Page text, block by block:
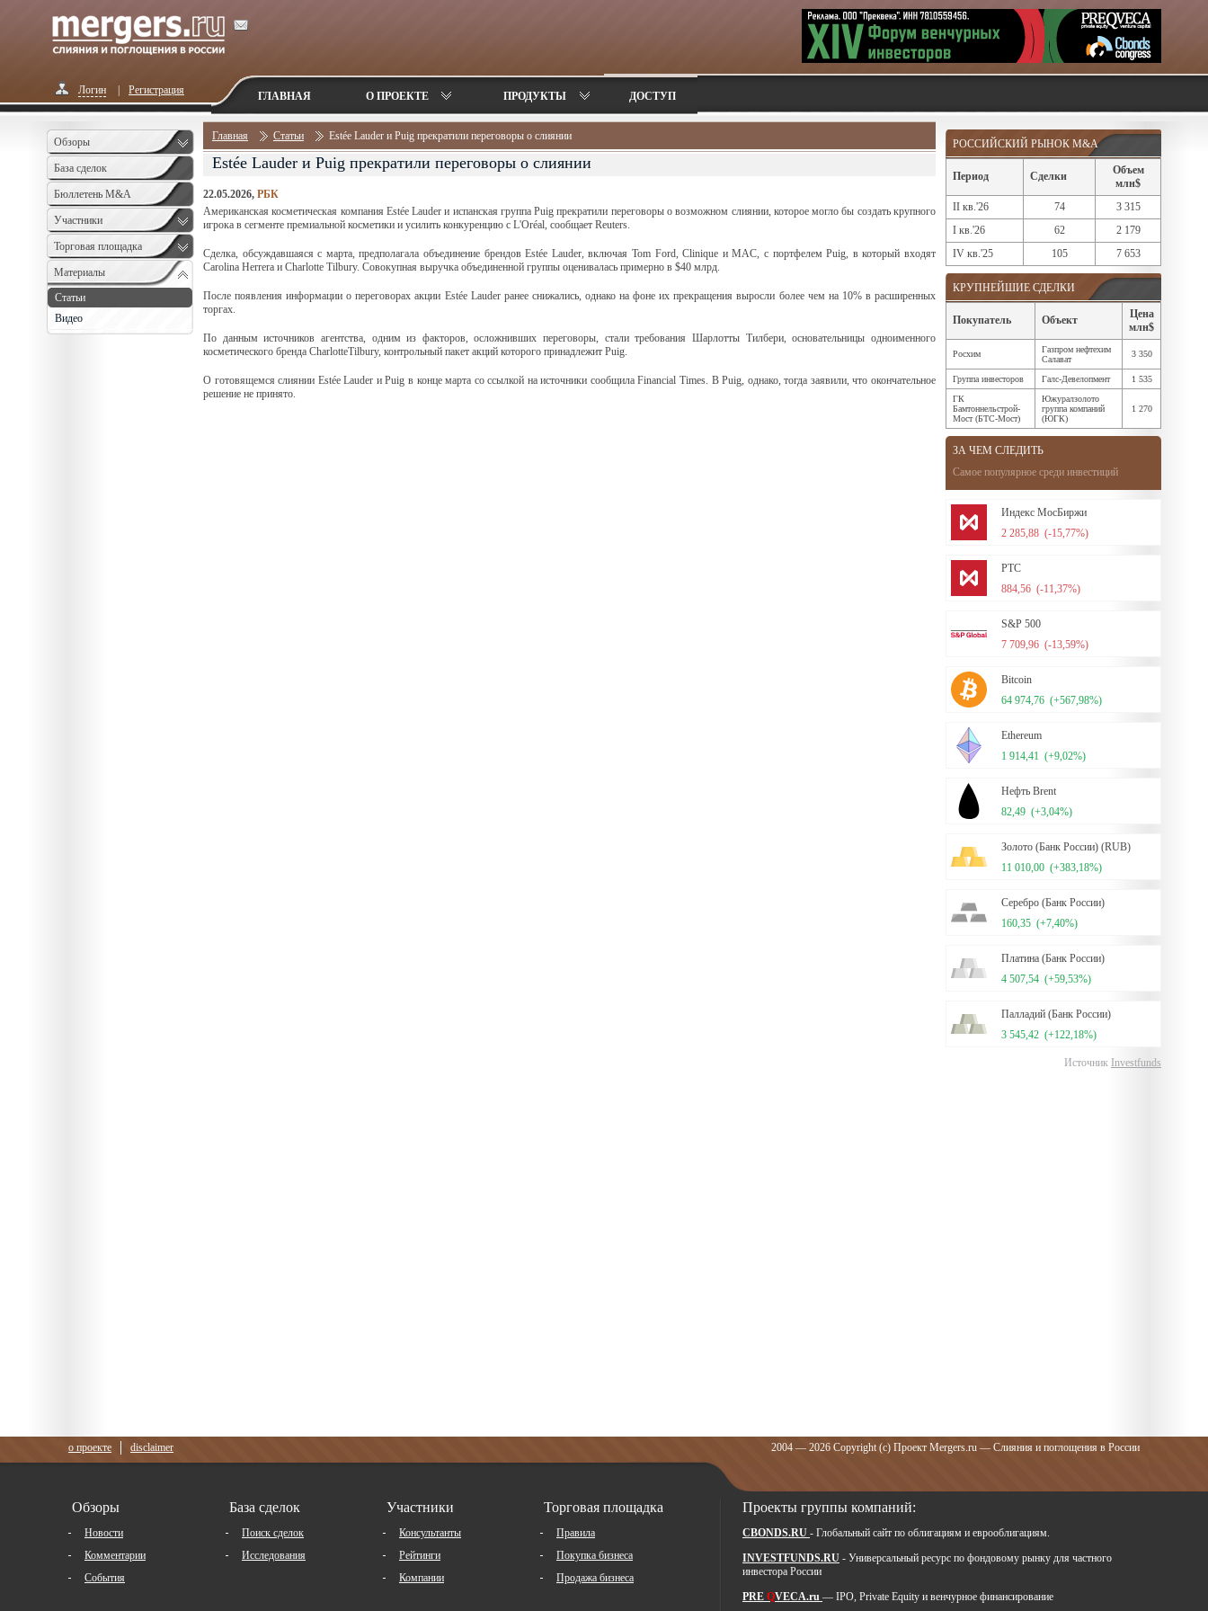
Логин Регистрация ГЛАВНАЯ О ПРОЕКТЕ ПРОДУКТЫ ДОСТУП
Обзоры
База сделок
Бюллетень M&A
Monthly
Участники
Торговая площадка
Материалы
Статьи
Видео
РОССИЙСКИЙ РЫНОК M&A
Период Сделки
Объем
млн$
II кв.'26
74
3 315
I кв.'26
62
2 179
IV кв.'25
105 7 653
КРУПНЕЙШИЕ СДЕЛКИ
Покупатель Объект
Цена
млн$
Росхим
Газпром нефтехим
Салават
3 350
Группа инвесторов Галс-Девелопмент
1 535
ГК
Бамтоннельстрой-
Мост (БТС-Мост)
Южуралзолото
группа компаний
(ЮГК)
1 270
ЗА ЧЕМ СЛЕДИТЬ
Самое популярное среди инвестиций
Индекс МосБиржи
2 285,88 (-15,77%)
РТС
884,56 (-11,37%)
S&P 500
7 709,96 (-13,59%)
Bitcoin
64 974,76 (+567,98%)
Ethereum
1 914,41 (+9,02%)
Нефть Brent
82,49 (+3,04%)
Золото (Банк России) (RUB)
11 010,00 (+383,18%)
Серебро (Банк России)
160,35 (+7,40%)
Платина (Банк России)
4 507,54 (+59,53%)
Палладий (Банк России)
3 545,42 (+122,18%)
Источник Investfunds
Главная Статьи Estée Lauder и Puig прекратили переговоры о слиянии
Estée Lauder и Puig прекратили переговоры о слиянии
22.05.2026, РБК
Американская косметическая компания Estée Lauder и испанская группа Puig прекратили переговоры о возможном слиянии, которое могло бы создать крупного
игрока в сегменте премиальной косметики и усилить конкуренцию с L'Oréal, сообщает Reuters.
Сделка, обсуждавшаяся с марта, предполагала объединение брендов Estée Lauder, включая Tom Ford, Clinique и MAC, с портфелем Puig, в который входят
Carolina Herrera и Charlotte Tilbury. Совокупная выручка объединенной группы оценивалась примерно в $40 млрд.
После появления информации о переговорах акции Estée Lauder ранее снижались, однако на фоне их прекращения выросли более чем на 10% в расширенных
торгах.
По данным источников агентства, одним из факторов, осложнивших переговоры, стали требования Шарлотты Тилбери, основательницы одноименного
косметического бренда CharlotteTilbury, контрольный пакет акций которого принадлежит Puig.
О готовящемся слиянии Estée Lauder и Puig в конце марта со ссылкой на источники сообщила Financial Times. В Puig, однако, тогда заявили, что окончательное
решение не принято.
о проекте disclaimer 2004 — 2026 Copyright (c) Проект Mergers.ru — Слияния и поглощения в России
Обзоры
Новости
Комментарии
События
База сделок
Поиск сделок
Исследования
Участники
Консультанты
Рейтинги
Компании
Торговая площадка
Правила
Покупка бизнеса
Продажа бизнеса
Проекты группы компаний:
CBONDS.RU - Глобальный сайт по облигациям и еврооблигациям.
INVESTFUNDS.RU - Универсальный ресурс по фондовому рынку для частного
инвестора России
PRE QVECA.ru — IPO, Private Equity и венчурное финансирование